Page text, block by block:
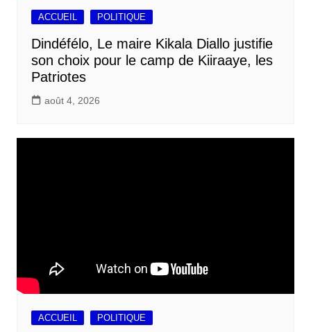
ACCUEIL POLITIQUE
Dindéfélo, Le maire Kikala Diallo justifie
son choix pour le camp de Kiiraaye, les
Patriotes
août 4, 2026
ACCUEIL POLITIQUE